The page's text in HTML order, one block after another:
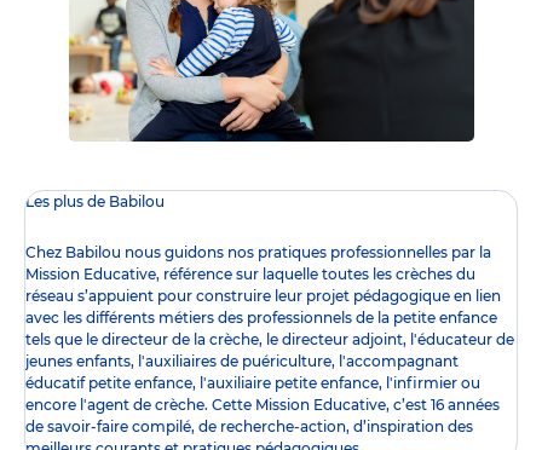
Les plus de Babilou
Chez Babilou nous guidons nos pratiques professionnelles par la
Mission Educative, référence sur laquelle toutes les crèches du
réseau s’appuient pour construire leur projet pédagogique en lien
avec les différents métiers des professionnels de la petite enfance
tels que le directeur de la crèche, le directeur adjoint, l'éducateur de
jeunes enfants, l'auxiliaires de puériculture, l'accompagnant
éducatif petite enfance, l'auxiliaire petite enfance, l'infirmier ou
encore l 'agent de crèche. Cette Mission Educative, c’est 16 années
de savoir-faire compilé, de recherche-action, d’inspiration des